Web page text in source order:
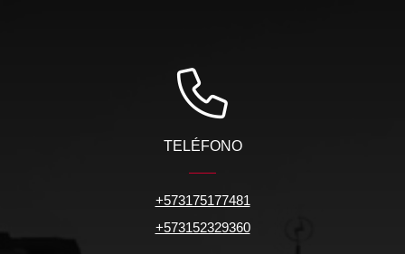
TELÉFONO
+573175177481
+573152329360